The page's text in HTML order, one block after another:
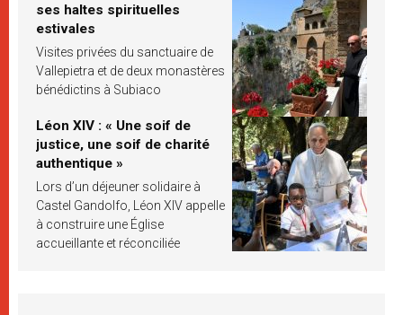
ses haltes spirituelles
estivales
Visites privées du sanctuaire de
Vallepietra et de deux monastères
bénédictins à Subiaco
Léon XIV : « Une soif de
justice, une soif de charité
authentique »
Lors d’un déjeuner solidaire à
Castel Gandolfo, Léon XIV appelle
à construire une Église
accueillante et réconciliée